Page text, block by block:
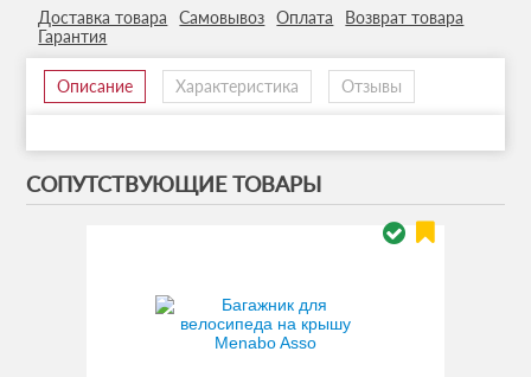
Доставка товара Самовывоз Оплата
Возврат товара
Гарантия
Описание Характеристика Отзывы
СОПУТСТВУЮЩИЕ ТОВАРЫ